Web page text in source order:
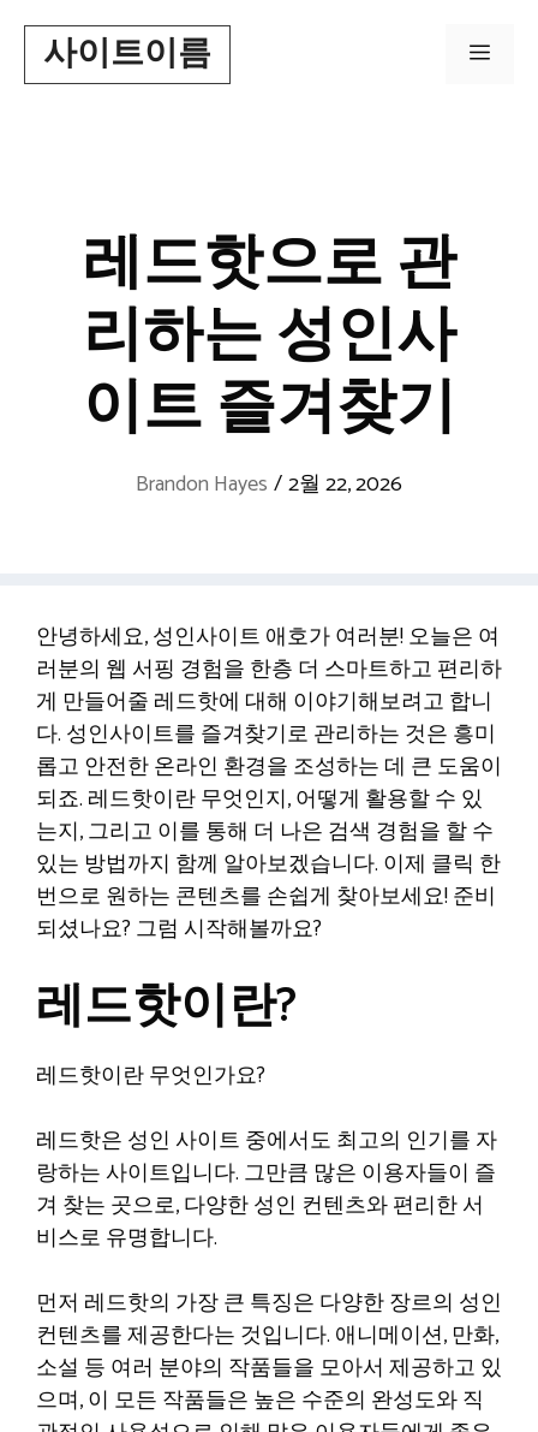
content사이트이름 Menu
레드핫으로 관
리하는 성인사
이트 즐겨찾기
Brandon Hayes /2월 22, 2026
안녕하세요, 성인사이트 애호가 여러분! 오늘은 여
러분의 웹 서핑 경험을 한층 더 스마트하고 편리하
게 만들어줄 레드핫에 대해 이야기해보려고 합니
다. 성인사이트를 즐겨찾기로 관리하는 것은 흥미
롭고 안전한 온라인 환경을 조성하는 데 큰 도움이
되죠. 레드핫이란 무엇인지, 어떻게 활용할 수 있
는지, 그리고 이를 통해 더 나은 검색 경험을 할 수
있는 방법까지 함께 알아보겠습니다. 이제 클릭 한
번으로 원하는 콘텐츠를 손쉽게 찾아보세요! 준비
되셨나요? 그럼 시작해볼까요?
레드핫이란?
레드핫이란 무엇인가요?
레드핫은 성인 사이트 중에서도 최고의 인기를 자
랑하는 사이트입니다. 그만큼 많은 이용자들이 즐
겨 찾는 곳으로, 다양한 성인 컨텐츠와 편리한 서
비스로 유명합니다.
먼저 레드핫의 가장 큰 특징은 다양한 장르의 성인
컨텐츠를 제공한다는 것입니다. 애니메이션, 만화,
소설 등 여러 분야의 작품들을 모아서 제공하고 있
으며, 이 모든 작품들은 높은 수준의 완성도와 직